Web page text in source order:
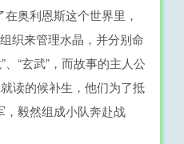
奥利恩斯这个世界里，
织来管理水晶，并分别命
、“玄武”，而故事的主人公
读的候补生，他们为了抵
，毅然组成小队奔赴战